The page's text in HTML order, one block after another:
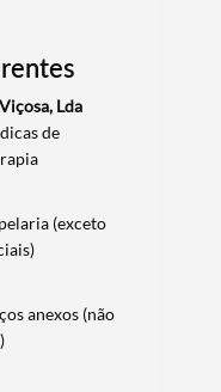
Lda
de
(exceto
anexos (não